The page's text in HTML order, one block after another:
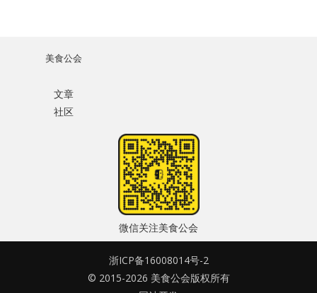
美食公会
文章
社区
微信关注美食公会
浙ICP备16008014号-2
© 2015-2026 美食公会版权所有